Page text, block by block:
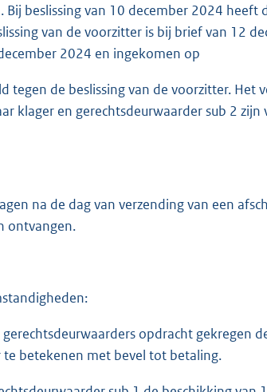
beslissing van 10 december 2024
van de voorzitter is bij brief van 12
2024 en ingekomen op
tegen de beslissing van de voorzitter. Het
klager en gerechtsdeurwaarder sub 2 zijn
na de dag van verzending van een
ontvangen.
opdracht gekregen
betekenen met bevel tot betaling.